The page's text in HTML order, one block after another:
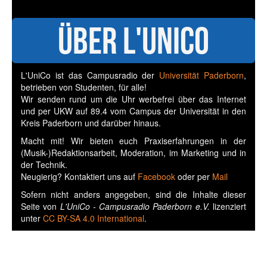
Über L'UniCo
L'UniCo ist das Campusradio der Universität Paderborn,
betrieben von Studenten, für alle!
Wir senden rund um die Uhr werbefrei über das Internet
und per UKW auf 89.4 vom Campus der Universität in den
Kreis Paderborn und darüber hinaus.
Macht mit! Wir bieten euch Praxiserfahrungen in der
(Musik-)Redaktionsarbeit, Moderation, im Marketing und in
der Technik.
Neugierig? Kontaktiert uns auf Facebook oder per Mail
Sofern nicht anders angegeben, sind die Inhalte dieser
Seite von L'UniCo - Campusradio Paderborn e.V. lizenziert
unter CC BY-SA 4.0 International.